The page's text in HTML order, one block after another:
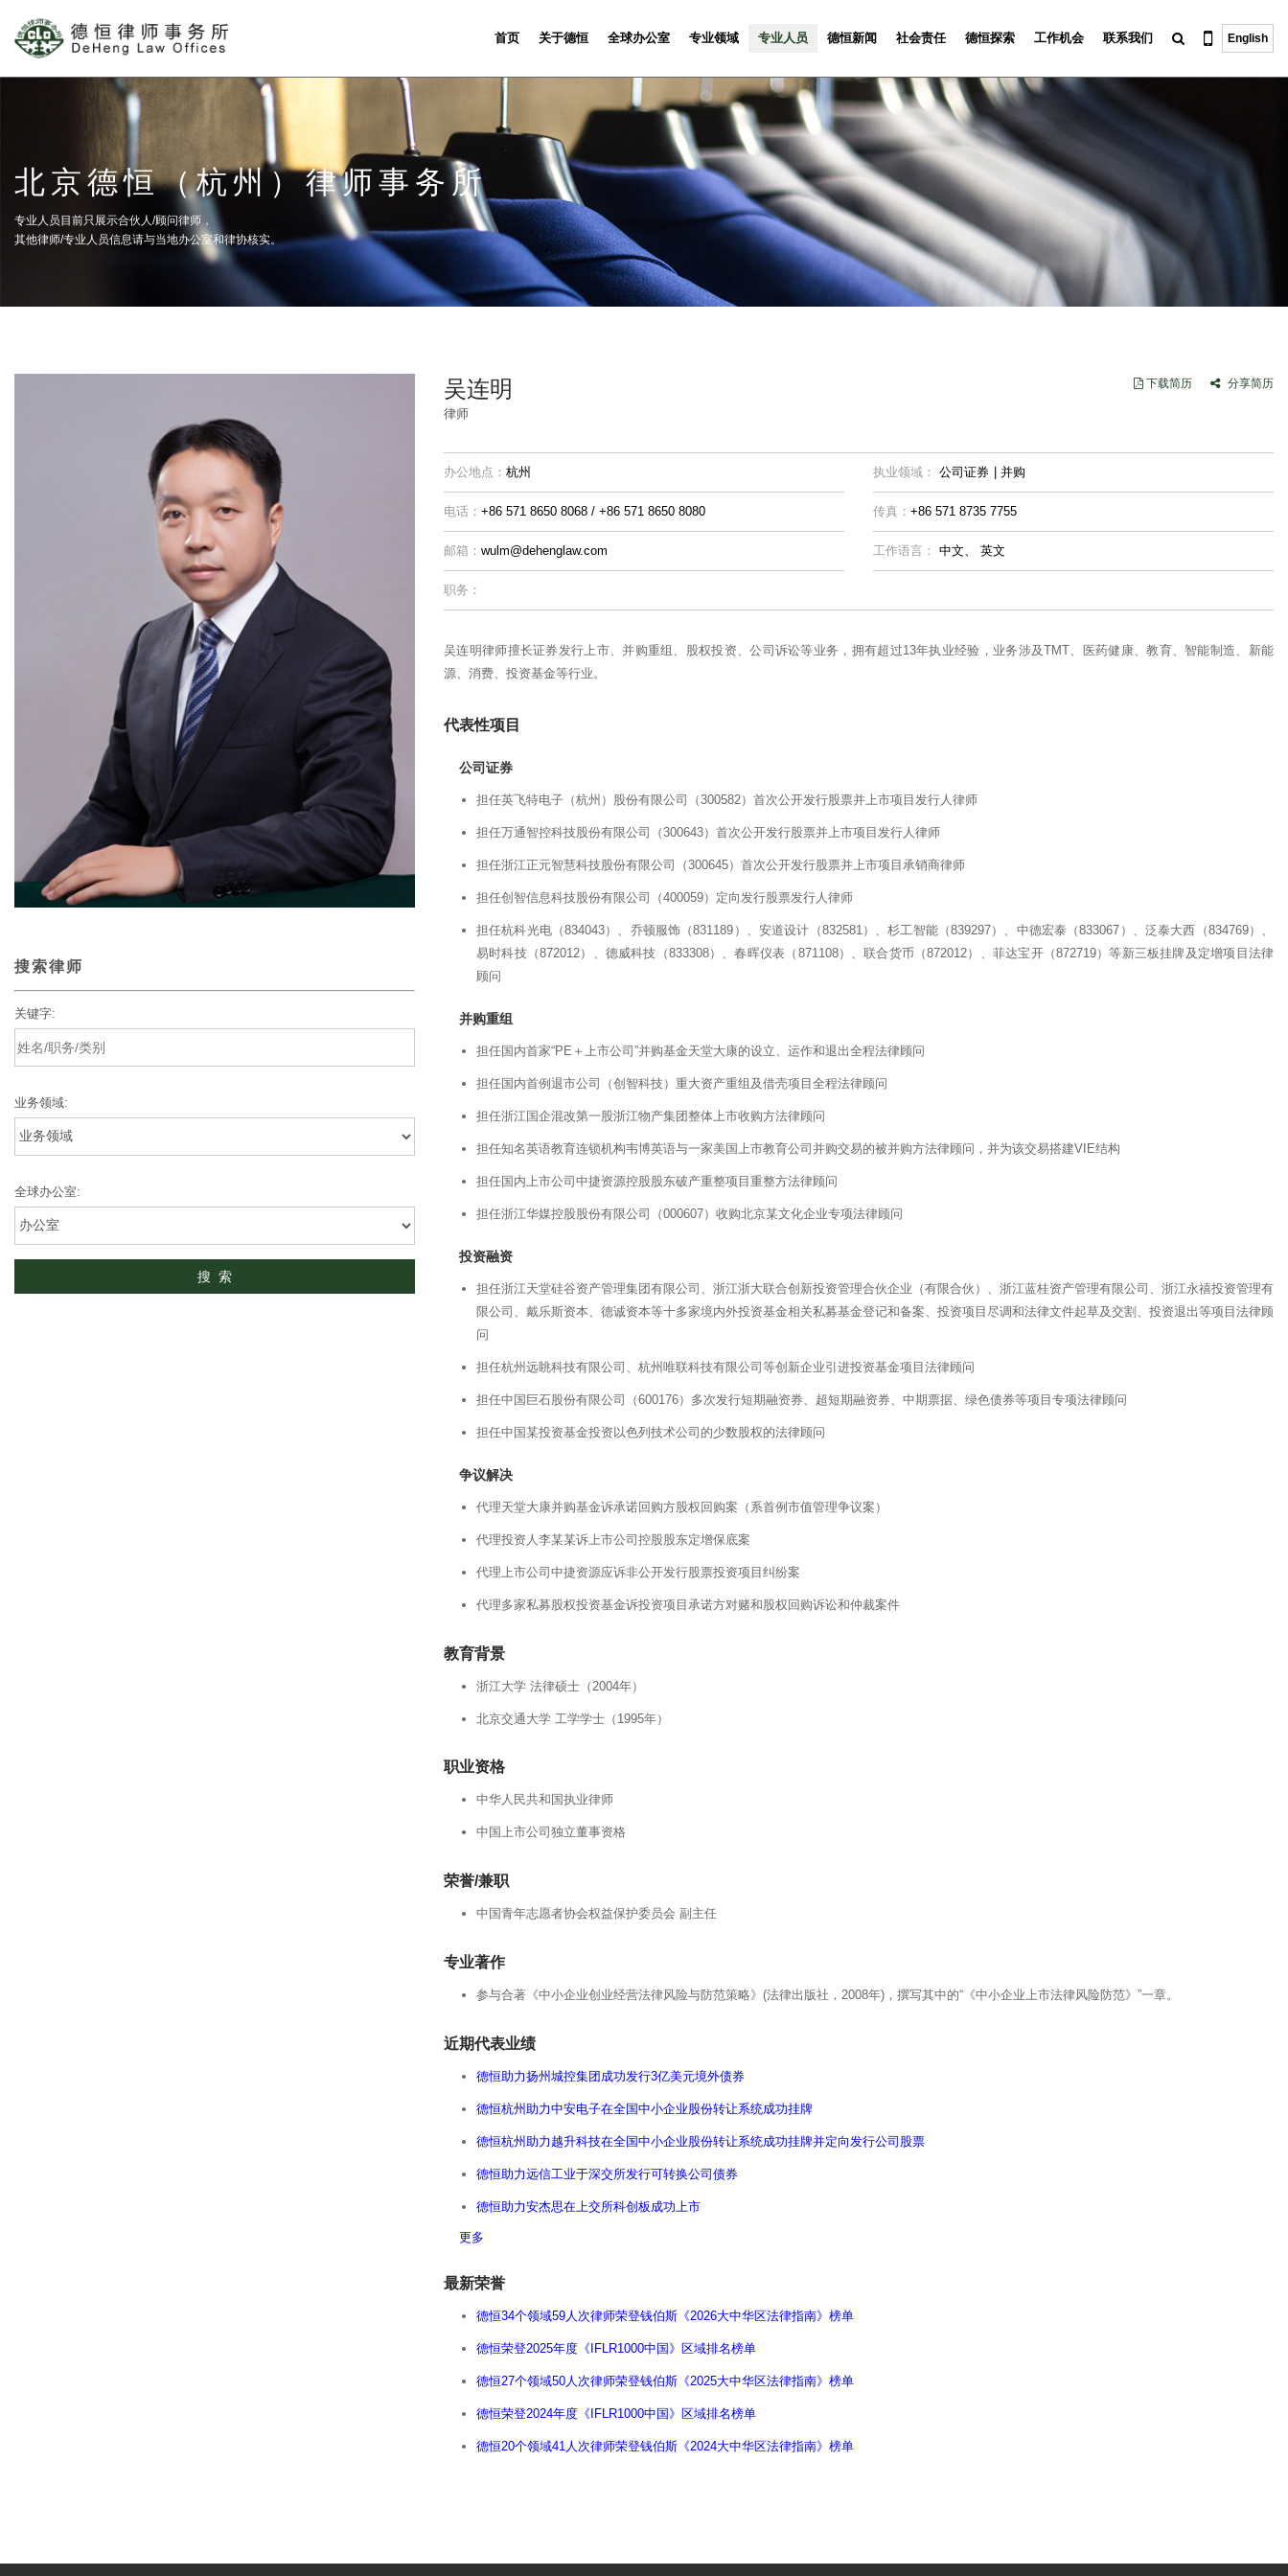
首页 关于德恒 全球办公室 专业领域 专业人员 德恒新闻 社会责任 德恒探索 工作机会 联系我们 English
北京德恒（杭州）律师事务所
专业人员目前只展示合伙人/顾问律师，
其他律师/专业人员信息请与当地办公室和律协核实。
搜索律师
关键字:
业务领域:
全球办公室:
吴连明
律师
下载简历 分享简历
办公地点： 杭州 执业领域： 公司证券 并购
电话： +86 571 8650 8068 / +86 571 8650 8080 传真： +86 571 8735 7755
邮箱： wulm@dehenglaw.com 工作语言： 中文、 英文
职务：
吴连明律师擅长证券发行上市、并购重组、股权投资、公司诉讼等业务，拥有超过13年执业经验，业务涉及TMT、医药健康、教育、智能制造、新能
源、消费、投资基金等行业。
代表性项目
公司证券
担任英飞特电子（杭州）股份有限公司（300582）首次公开发行股票并上市项目发行人律师
担任万通智控科技股份有限公司（300643）首次公开发行股票并上市项目发行人律师
担任浙江正元智慧科技股份有限公司（300645）首次公开发行股票并上市项目承销商律师
担任创智信息科技股份有限公司（400059）定向发行股票发行人律师
担任杭科光电（834043）、乔顿服饰（831189）、安道设计（832581）、杉工智能（839297）、中德宏泰（833067）、泛泰大西（834769）、
易时科技（872012）、德威科技（833308）、春晖仪表（871108）、联合货币（872012）、菲达宝开（872719）等新三板挂牌及定增项目法律
顾问
并购重组
担任国内首家“PE＋上市公司”并购基金天堂大康的设立、运作和退出全程法律顾问
担任国内首例退市公司（创智科技）重大资产重组及借壳项目全程法律顾问
担任浙江国企混改第一股浙江物产集团整体上市收购方法律顾问
担任知名英语教育连锁机构韦博英语与一家美国上市教育公司并购交易的被并购方法律顾问，并为该交易搭建VIE结构
担任国内上市公司中捷资源控股股东破产重整项目重整方法律顾问
担任浙江华媒控股股份有限公司（000607）收购北京某文化企业专项法律顾问
投资融资
担任浙江天堂硅谷资产管理集团有限公司、浙江浙大联合创新投资管理合伙企业（有限合伙）、浙江蓝桂资产管理有限公司、浙江永禧投资管理有
限公司、戴乐斯资本、德诚资本等十多家境内外投资基金相关私募基金登记和备案、投资项目尽调和法律文件起草及交割、投资退出等项目法律顾
问
担任杭州远眺科技有限公司、杭州唯联科技有限公司等创新企业引进投资基金项目法律顾问
担任中国巨石股份有限公司（600176）多次发行短期融资券、超短期融资券、中期票据、绿色债券等项目专项法律顾问
担任中国某投资基金投资以色列技术公司的少数股权的法律顾问
争议解决
代理天堂大康并购基金诉承诺回购方股权回购案（系首例市值管理争议案）
代理投资人李某某诉上市公司控股股东定增保底案
代理上市公司中捷资源应诉非公开发行股票投资项目纠纷案
代理多家私募股权投资基金诉投资项目承诺方对赌和股权回购诉讼和仲裁案件
教育背景
浙江大学 法律硕士（2004年）
北京交通大学 工学学士（1995年）
职业资格
中华人民共和国执业律师
中国上市公司独立董事资格
荣誉/兼职
中国青年志愿者协会权益保护委员会 副主任
专业著作
参与合著《中小企业创业经营法律风险与防范策略》(法律出版社，2008年)，撰写其中的“《中小企业上市法律风险防范》”一章。
近期代表业绩
德恒助力扬州城控集团成功发行3亿美元境外债券
德恒杭州助力中安电子在全国中小企业股份转让系统成功挂牌
德恒杭州助力越升科技在全国中小企业股份转让系统成功挂牌并定向发行公司股票
德恒助力远信工业于深交所发行可转换公司债券
德恒助力安杰思在上交所科创板成功上市
更多
最新荣誉
德恒34个领域59人次律师荣登钱伯斯《2026大中华区法律指南》榜单
德恒荣登2025年度《IFLR1000中国》区域排名榜单
德恒27个领域50人次律师荣登钱伯斯《2025大中华区法律指南》榜单
德恒荣登2024年度《IFLR1000中国》区域排名榜单
德恒20个领域41人次律师荣登钱伯斯《2024大中华区法律指南》榜单